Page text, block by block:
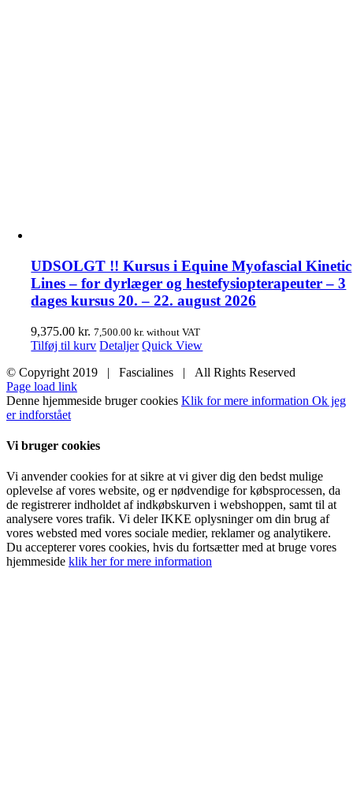
UDSOLGT !! Kursus i Equine Myofascial Kinetic
Lines – for dyrlæger og hestefysiopterapeuter – 3
dages kursus 20. – 22. august 2026
9,375.00kr. 7,500.00kr. without VAT
Tilføj til kurv Detaljer Quick View
© Copyright 2019 | Fascialines | All Rights Reserved
Page load link
Denne hjemmeside bruger cookies Klik for mere information Ok jeg
er indforstået
Vi bruger cookies
Vi anvender cookies for at sikre at vi giver dig den bedst mulige
oplevelse af vores website, og er nødvendige for købsprocessen, da
de registrerer indholdet af indkøbskurven i webshoppen, samt til at
analysere vores trafik. Vi deler IKKE oplysninger om din brug af
vores websted med vores sociale medier, reklamer og analytikere.
Du accepterer vores cookies, hvis du fortsætter med at bruge vores
hjemmeside klik her for mere information